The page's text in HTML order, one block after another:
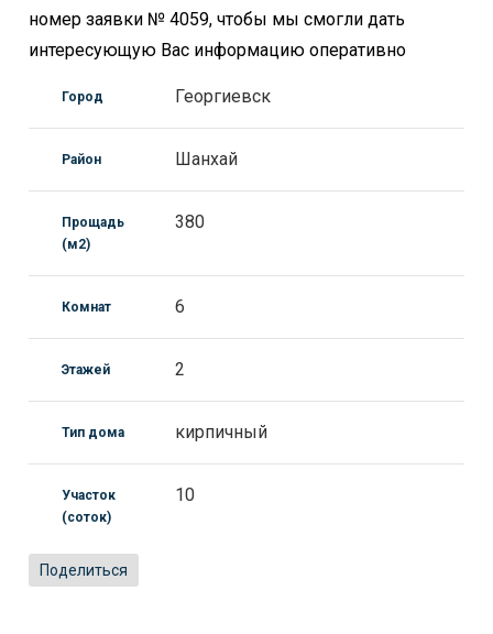
номер заявки № 4059, чтобы мы смогли дать
интересующую Вас информацию оперативно
Город Георгиевск
Район Шанхай
Прощадь
(м2)
380
Комнат 6
Этажей 2
Тип дома кирпичный
Участок
(соток)
10
Поделиться